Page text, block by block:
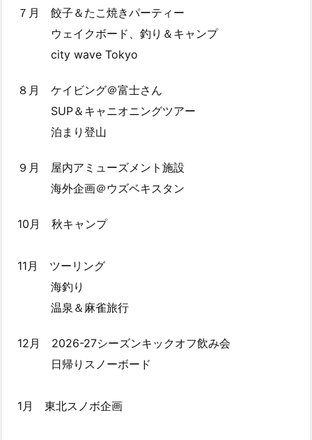
７月 餃子＆たこ焼きパーティー
ウェイクボード、釣り＆キャンプ
city wave Tokyo
８月 ケイビング＠富士さん
SUP＆キャニオニングツアー
泊まり登山
９月 屋内アミューズメント施設
海外企画＠ウズベキスタン
10月 秋キャンプ
11月 ツーリング
海釣り
温泉＆麻雀旅行
12月 2026-27シーズンキックオフ飲み会
日帰りスノーボード
1月 東北スノボ企画